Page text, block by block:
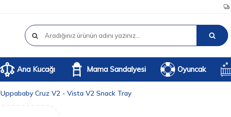
Ana Kucağı Mama Sandalyesi Oyuncak
Uppababy Cruz V2 - Vista V2 Snack Tray